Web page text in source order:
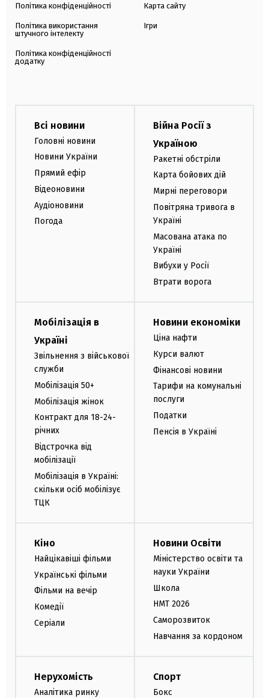
Політика конфіденційності
Політика використання
штучного інтелекту
Політика конфіденційності
додатку
Карта сайту
Ігри
Всі новини
Головні новини
Новини України
Прямий ефір
Відеоновини
Аудіоновини
Погода
Війна Росії з
Україною
Ракетні обстріли
Карта бойових дій
Мирні переговори
Повітряна тривога в
Україні
Масована атака по
Україні
Вибухи у Росії
Втрати ворога
Мобілізація в
Україні
Звільнення з військової
служби
Мобілізація 50+
Мобілізація жінок
Контракт для 18-24-
річних
Відстрочка від
мобілізації
Мобілізація в Україні:
скільки осіб мобілізує
ТЦК
Новини економіки
Ціна нафти
Курси валют
Фінансові новини
Тарифи на комунальні
послуги
Податки
Пенсія в Україні
Кіно
Найцікавіші фільми
Українські фільми
Фільми на вечір
Комедії
Серіали
Новини Освіти
Міністерство освіти та
науки України
Школа
НМТ 2026
Саморозвиток
Навчання за кордоном
Нерухомість
Аналітика ринку
Спорт
Бокс